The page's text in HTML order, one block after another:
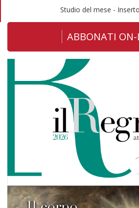
Studio del mese -
ABBONATI ON-